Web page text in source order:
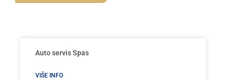
Auto servis Spas
VIŠE INFO